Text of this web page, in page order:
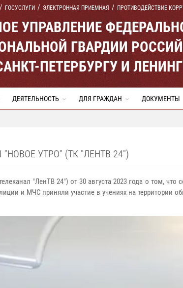
ГОСУСЛУГИ ЭЛЕКТРОННАЯ ПРИЕМНАЯ ПРОТИВОДЕЙСТВИЕ
УПРАВЛЕНИЕ
ГВАРДИИ
ПЕТЕРБУРГУ И
ДЕЯТЕЛЬНОСТЬ ДЛЯ ГРАЖДАН ДОКУМЕНТЫ
УТРО" (ТК "ЛЕНТВ 24")
"ЛенТВ 24") от 30 августа 2023 года о том,
и МЧС приняли участие в учениях на